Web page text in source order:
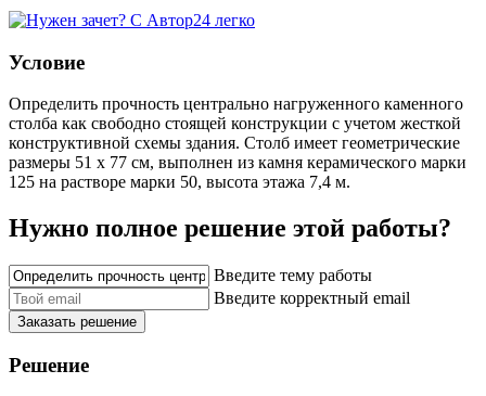
Условие
Определить прочность центрально нагруженного каменного
столба как свободно стоящей конструкции с учетом жесткой
конструктивной схемы здания. Столб имеет геометрические
размеры 51 х 77 см, выполнен из камня керамического марки
125 на растворе марки 50, высота этажа 7,4 м.
Нужно полное решение этой работы?
Введите тему работы
Введите корректный email
Заказать решение
Решение